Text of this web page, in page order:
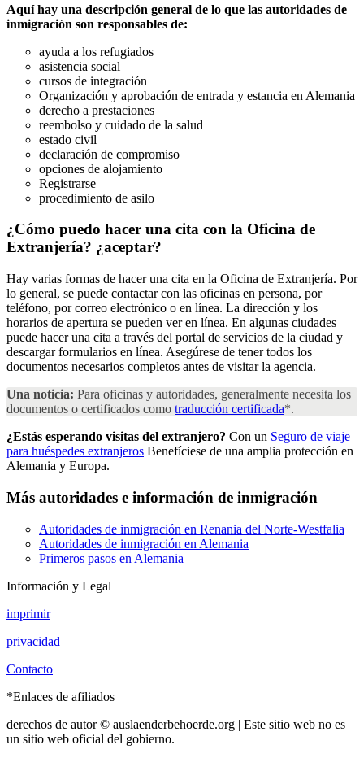
Aquí hay una descripción general de lo que las autoridades de
inmigración son responsables de:
ayuda a los refugiados
asistencia social
cursos de integración
Organización y aprobación de entrada y estancia en Alemania
derecho a prestaciones
reembolso y cuidado de la salud
estado civil
declaración de compromiso
opciones de alojamiento
Registrarse
procedimiento de asilo
¿Cómo puedo hacer una cita con la Oficina de
Extranjería? ¿aceptar?
Hay varias formas de hacer una cita en la Oficina de Extranjería. Por
lo general, se puede contactar con las oficinas en persona, por
teléfono, por correo electrónico o en línea. La dirección y los
horarios de apertura se pueden ver en línea. En algunas ciudades
puede hacer una cita a través del portal de servicios de la ciudad y
descargar formularios en línea. Asegúrese de tener todos los
documentos necesarios completos antes de visitar la agencia.
Una noticia: Para oficinas y autoridades, generalmente necesita los
documentos o certificados como traducción certificada*.
¿Estás esperando visitas del extranjero? Con un Seguro de viaje
para huéspedes extranjeros Benefíciese de una amplia protección en
Alemania y Europa.
Más autoridades e información de inmigración
Autoridades de inmigración en Renania del Norte-Westfalia
Autoridades de inmigración en Alemania
Primeros pasos en Alemania
Información y Legal
imprimir
privacidad
Contacto
*Enlaces de afiliados
derechos de autor © auslaenderbehoerde.org | Este sitio web no es
un sitio web oficial del gobierno.